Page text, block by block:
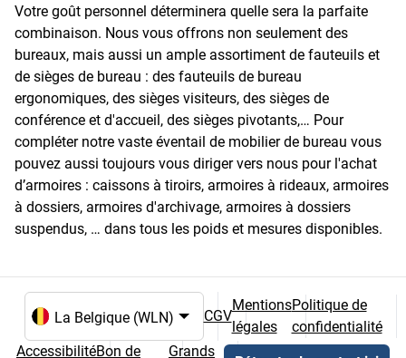
Votre goût personnel déterminera quelle sera la parfaite
combinaison. Nous vous offrons non seulement des
bureaux, mais aussi un ample assortiment de fauteuils et
de sièges de bureau : des fauteuils de bureau
ergonomiques, des sièges visiteurs, des sièges de
conférence et d'accueil, des sièges pivotants,… Pour
compléter notre vaste éventail de mobilier de bureau vous
pouvez aussi toujours vous diriger vers nous pour l'achat
d’armoires : caissons à tiroirs, armoires à rideaux, armoires
à dossiers, armoires d'archivage, armoires à dossiers
suspendus, … dans tous les poids et mesures disponibles.
Choix de la langue et du pays
CGV
Mentions
légales
Politique de
confidentialité
AccessibilitéBon de
Grands